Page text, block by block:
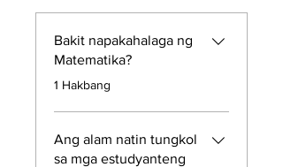
Bakit napakahalaga ng
Matematika?
.1 Hakbang
Ang alam natin tungkol
sa mga estudyanteng